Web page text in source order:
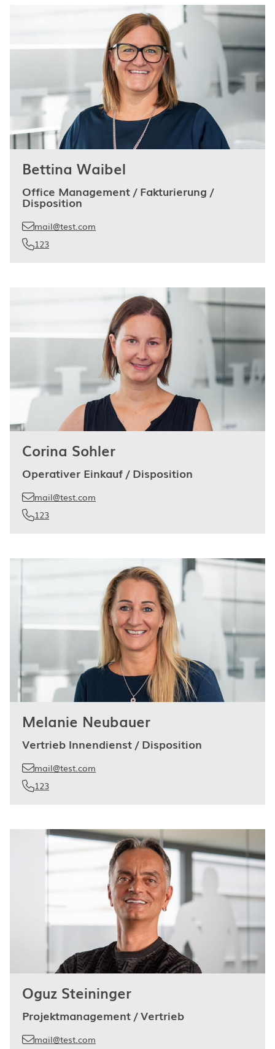
Bettina Waibel
Office Management / Fakturierung /
Disposition
mail@test.com
123
Corina Sohler
Operativer Einkauf / Disposition
mail@test.com
123
Melanie Neubauer
Vertrieb Innendienst / Disposition
mail@test.com
123
Oguz Steininger
Projektmanagement / Vertrieb
mail@test.com